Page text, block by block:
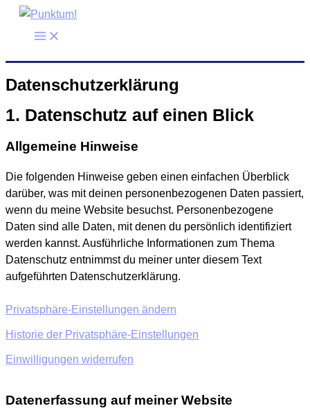
Zum
Datenschutzerklärung
1. Datenschutz auf einen Blick
Allgemeine Hinweise
Die folgenden Hinweise geben einen einfachen Überblick
darüber, was mit deinen personenbezogenen Daten passiert,
wenn du meine Website besuchst. Personenbezogene
Daten sind alle Daten, mit denen du persönlich identifiziert
werden kannst. Ausführliche Informationen zum Thema
Datenschutz entnimmst du meiner unter diesem Text
aufgeführten Datenschutzerklärung.
Privatsphäre-Einstellungen ändern
Historie der Privatsphäre-Einstellungen
Einwilligungen widerrufen
Datenerfassung auf meiner Website